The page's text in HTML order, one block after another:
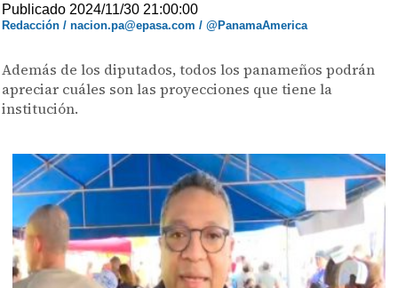
Publicado 2024/11/30 21:00:00
Redacción / nacion.pa@epasa.com / @PanamaAmerica
Además de los diputados, todos los panameños podrán
apreciar cuáles son las proyecciones que tiene la
institución.